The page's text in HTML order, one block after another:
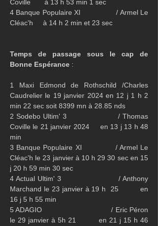
Coville       à 13 h 53 min 1 sec
4 Banque Populaire XI                 / Armel Le
Cléac'h     à 14 h 2 min et 23 sec
Temps de passage sous le cap de
Bonne Espérance :
1 Maxi Edmond de Rothschild /Charles
Caudrelier le 19 janvier 2024 en 12 j 1 h 2
min 22 sec soit 8399 mn à 28.85 nds
2 Sodebo Ultim' 3                     / Thomas
Coville le 21 janvier 2024     en 13 j 13 h 48
min
3 Banque Populaire XI             / Armel Le
Cléac'h le 23 janvier à 10 h 29 30 sec en 15
j 20 h 59 min 30 sec
4 Actual Ultim' 3                       / Anthony
Marchand le 23 janvier à 19 h  25         en
16 j 5 h 55 min
5 ADAGIO                                / Eric Péron
le 29 janvier à 5h 21         en 21 j 15 h 46